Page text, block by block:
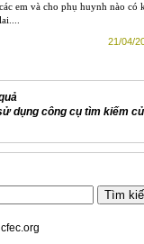
em và cho phụ huynh nào có
21/04/
dụng công cụ tìm kiếm